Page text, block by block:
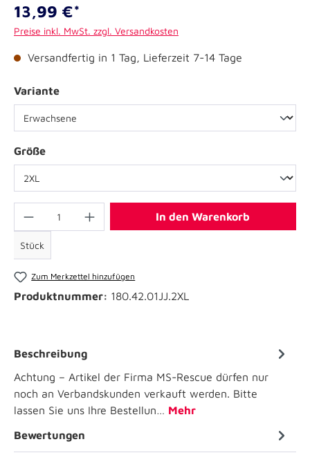
13,99 €*
Preise inkl. MwSt. zzgl. Versandkosten
Versandfertig in 1 Tag, Lieferzeit 7-14 Tage
Variante
Größe
Stück
In den Warenkorb
Zum Merkzettel hinzufügen
Produktnummer: 180.42.01JJ.2XL
Beschreibung
Achtung – Artikel der Firma MS-Rescue dürfen nur
noch an Verbandskunden verkauft werden. Bitte
lassen Sie uns Ihre Bestellun… Mehr
Bewertungen